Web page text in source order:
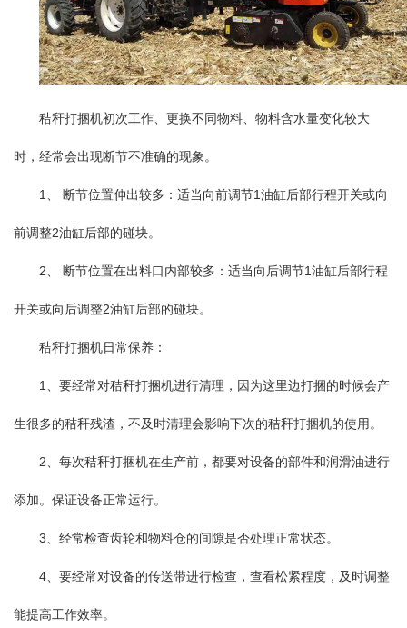
秸秆打捆机初次工作、更换不同物料、物料含水量变化较大
时，经常会出现断节不准确的现象。
1、 断节位置伸出较多：适当向前调节1油缸后部行程开关或向
前调整2油缸后部的碰块。
2、 断节位置在出料口内部较多：适当向后调节1油缸后部行程
开关或向后调整2油缸后部的碰块。
秸秆打捆机日常保养：
1、要经常对秸秆打捆机进行清理，因为这里边打捆的时候会产
生很多的秸秆残渣，不及时清理会影响下次的秸秆打捆机的使用。
2、每次秸秆打捆机在生产前，都要对设备的部件和润滑油进行
添加。保证设备正常运行。
3、经常检查齿轮和物料仓的间隙是否处理正常状态。
4、要经常对设备的传送带进行检查，查看松紧程度，及时调整
能提高工作效率。